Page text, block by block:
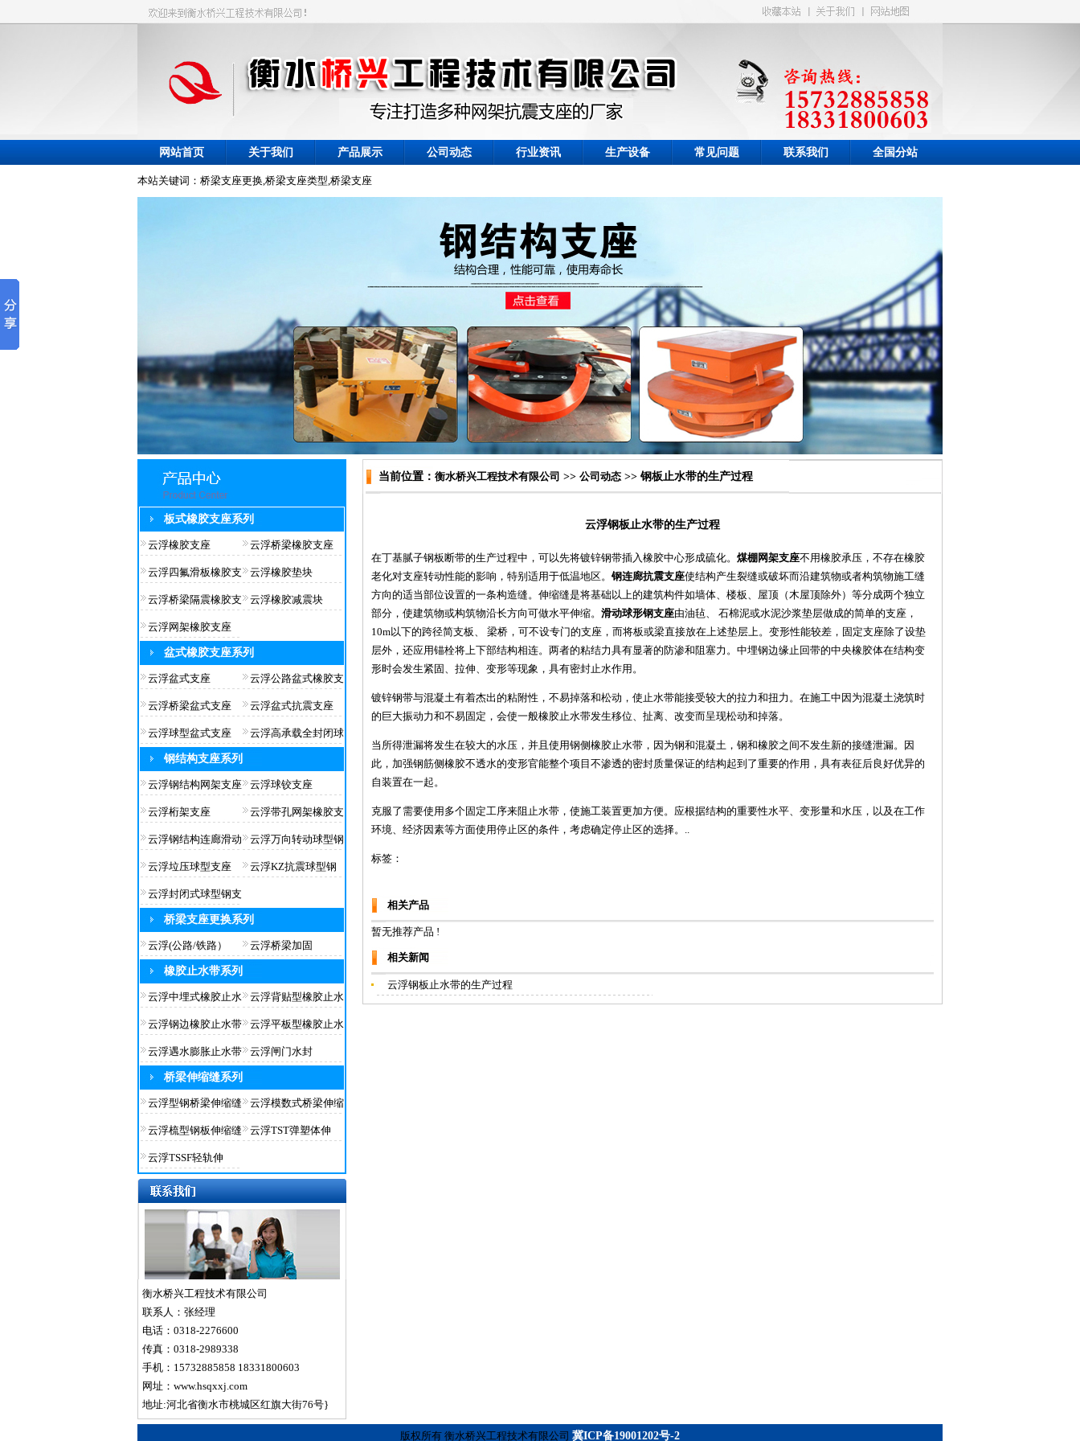
网站首页 关于我们 产品展示 公司动态 行业资讯 生产设备 常见问题 联系我们 全国分站
本站关键词：桥梁支座更换,桥梁支座类型,桥梁支座
板式橡胶支座系列
云浮橡胶支座 云浮桥梁橡胶支座
云浮四氟滑板橡胶支 云浮橡胶垫块
云浮桥梁隔震橡胶支 云浮橡胶减震块
云浮网架橡胶支座
盆式橡胶支座系列
云浮盆式支座 云浮公路盆式橡胶支
云浮桥梁盆式支座 云浮盆式抗震支座
云浮球型盆式支座 云浮高承载全封闭球
钢结构支座系列
云浮钢结构网架支座 云浮球铰支座
云浮桁架支座 云浮带孔网架橡胶支
云浮钢结构连廊滑动 云浮万向转动球型钢
云浮垃压球型支座 云浮KZ抗震球型钢
云浮封闭式球型钢支
桥梁支座更换系列
云浮(公路/铁路） 云浮桥梁加固
橡胶止水带系列
云浮中埋式橡胶止水 云浮背贴型橡胶止水
云浮钢边橡胶止水带 云浮平板型橡胶止水
云浮遇水膨胀止水带 云浮闸门水封
桥梁伸缩缝系列
云浮型钢桥梁伸缩缝 云浮模数式桥梁伸缩
云浮梳型钢板伸缩缝 云浮TST弹塑体伸
云浮TSSF轻轨伸
衡水桥兴工程技术有限公司
联系人：张经理
电话：0318-2276600
传真：0318-2989338
手机：15732885858 18331800603
网址：www.hsqxxj.com
地址:河北省衡水市桃城区红旗大街76号}
当前位置： 衡水桥兴工程技术有限公司 >> 公司动态 >> 钢板止水带的生产过程
云浮钢板止水带的生产过程
在丁基腻子钢板断带的生产过程中，可以先将镀锌钢带插入橡胶中心形成硫化。 煤棚网架支座不用橡胶承压，不存在橡胶
老化对支座转动性能的影响，特别适用于低温地区。 钢连廊抗震支座使结构产生裂缝或破坏而沿建筑物或者构筑物施工缝
方向的适当部位设置的一条构造缝。伸缩缝是将基础以上的建筑构件如墙体、楼板、屋顶（木屋顶除外）等分成两个独立
部分，使建筑物或构筑物沿长方向可做水平伸缩。 滑动球形钢支座由油毡、 石棉泥或水泥沙浆垫层做成的简单的支座，
10m以下的跨径简支板、 梁桥，可不设专门的支座，而将板或梁直接放在上述垫层上。变形性能较差，固定支座除了设垫
层外，还应用锚栓将上下部结构相连。两者的粘结力具有显著的防渗和阻塞力。中埋钢边缘止回带的中央橡胶体在结构变
形时会发生紧固、拉伸、变形等现象，具有密封止水作用。
镀锌钢带与混凝土有着杰出的粘附性，不易掉落和松动，使止水带能接受较大的拉力和扭力。在施工中因为混凝土浇筑时
的巨大振动力和不易固定，会使一般橡胶止水带发生移位、扯离、改变而呈现松动和掉落。
当所得泄漏将发生在较大的水压，并且使用钢侧橡胶止水带，因为钢和混凝土，钢和橡胶之间不发生新的接缝泄漏。因
此，加强钢筋侧橡胶不透水的变形官能整个项目不渗透的密封质量保证的结构起到了重要的作用，具有表征后良好优异的
自装置在一起。
克服了需要使用多个固定工序来阻止水带，使施工装置更加方便。应根据结构的重要性水平、变形量和水压，以及在工作
环境、经济因素等方面使用停止区的条件，考虑确定停止区的选择。..
标签：
相关产品
暂无推荐产品 !
相关新闻
云浮钢板止水带的生产过程
版权所有 衡水桥兴工程技术有限公司 冀ICP备19001202号-2